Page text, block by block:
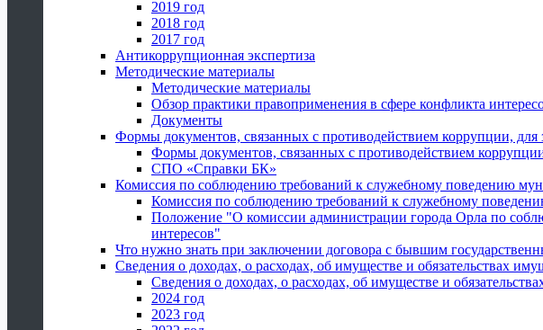
2019 год
2018 год
2017 год
Антикоррупционная экспертиза
Методические материалы
Методические материалы
Обзор практики правоприменения в сфере конфликта
Документы
Формы документов, связанных с противодействием коррупции, для
Формы документов, связанных с противодействием
СПО «Справки БК»
Комиссия по соблюдению требований к служебному поведению
Комиссия по соблюдению требований к служебному
Положение "О комиссии администрации города Орла по
интересов"
Что нужно знать при заключении договора с бывшим
Сведения о доходах, о расходах, об имуществе и обязательствах
Сведения о доходах, о расходах, об имуществе и
2024 год
2023 год